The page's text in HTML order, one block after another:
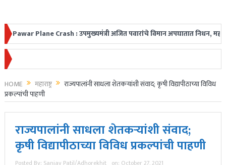
Crash : उपमुख्यमंत्री अजित पवारांचे विमान अपघातात निधन, महाराष्ट्रावर
घडामोडी,महत्त्वाच्या बातम्या, ब्रेकिंग न्यूज वाचकांपर्यंत नि:पक्ष व
HOME महाराष्ट्र
राज्यपालांनी साधला शेतकऱ्यांशी संवाद; कृषी विद्यापीठाच्या विविध
प्रकल्पांची पाहणी
राज्यपालांनी साधला शेतकऱ्यांशी संवाद;
कृषी विद्यापीठाच्या विविध प्रकल्पांची पाहणी